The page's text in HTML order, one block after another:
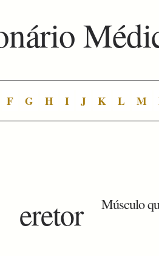
F G H I J K L M
eretor Músculo